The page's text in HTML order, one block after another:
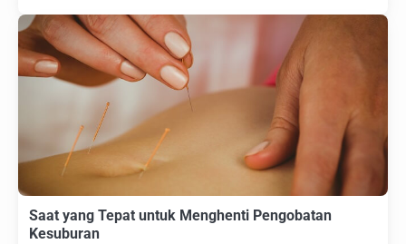
Saat yang Tepat untuk Menghenti Pengobatan
Kesuburan